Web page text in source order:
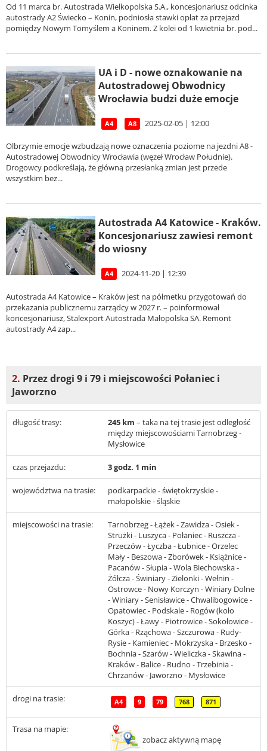
Od 11 marca br. Autostrada Wielkopolska S.A., koncesjonariusz odcinka
autostrady A2 Świecko – Konin, podniosła stawki opłat za przejazd
pomiędzy Nowym Tomyślem a Koninem. Z kolei od 1 kwietnia br. pod...
UA i D - nowe oznakowanie na
Autostradowej Obwodnicy
Wrocławia budzi duże emocje
A4 A8 2025-02-05 | 12:00
Olbrzymie emocje wzbudzają nowe oznaczenia poziome na jezdni A8 -
Autostradowej Obwodnicy Wrocławia (węzeł Wrocław Południe).
Drogowcy podkreślają, że główną przesłanką zmian jest przede
wszystkim bez...
Autostrada A4 Katowice - Kraków.
Koncesjonariusz zawiesi remont
do wiosny
A4 2024-11-20 | 12:39
Autostrada A4 Katowice – Kraków jest na półmetku przygotowań do
przekazania publicznemu zarządcy w 2027 r. – poinformował
koncesjonariusz, Stalexport Autostrada Małopolska SA. Remont
autostrady A4 zap...
2. Przez drogi 9 i 79 i miejscowości Połaniec i
Jaworzno
długość trasy: 245 km – taka na tej trasie jest odległość
między miejscowościami Tarnobrzeg -
Mysłowice
czas przejazdu: 3 godz. 1 min
województwa na trasie:
podkarpackie - świętokrzyskie -
małopolskie - śląskie
miejscowości na trasie:
Tarnobrzeg - Łążek - Zawidza - Osiek -
Strużki - Luszyca - Połaniec - Ruszcza -
Przeczów - Łyczba - Łubnice - Orzelec
Mały - Beszowa - Zborówek - Książnice -
Pacanów - Słupia - Wola Biechowska -
Żółcza - Świniary - Zielonki - Wełnin -
Ostrowce - Nowy Korczyn - Winiary Dolne
- Winiary - Senisławice - Chwalibogowice -
Opatowiec - Podskale - Rogów (koło
Koszyc) - Ławy - Piotrowice - Sokołowice -
Górka - Rząchowa - Szczurowa - Rudy-
Rysie - Kamieniec - Mokrzyska - Brzesko -
Bochnia - Szarów - Wieliczka - Skawina -
Kraków - Balice - Rudno - Trzebinia -
Chrzanów - Jaworzno - Mysłowice
drogi na trasie: A4 9 79 768 871
Trasa na mapie:
zobacz aktywną mapę